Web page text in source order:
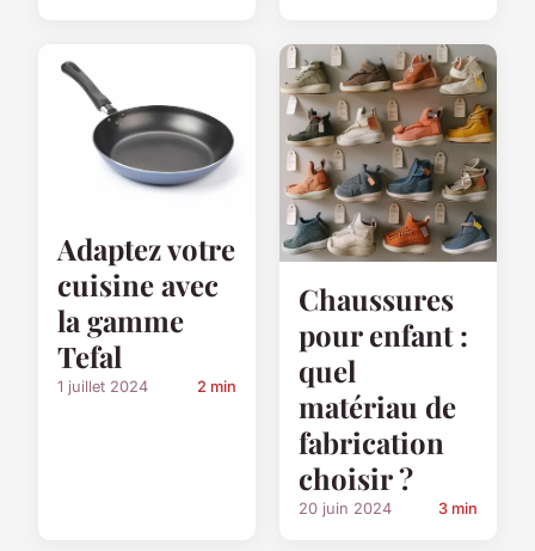
Adaptez votre
cuisine avec
la gamme
Tefal
1 juillet 2024 2 min
Chaussures
pour enfant :
quel
matériau de
fabrication
choisir ?
20 juin 2024 3 min